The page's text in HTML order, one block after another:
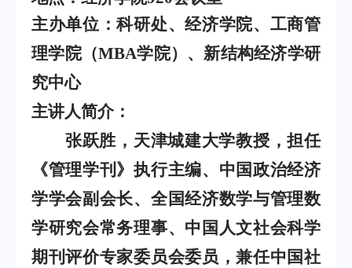
主办单位：科研处、经济学院、工商管
理学院（MBA学院）、新结构经济学研
究中心
主讲人简介：
张跃胜，天津城建大学教授，担任
《管理学刊》执行主编、中国政治经济
学学会副会长、全国经济数学与管理数
学研究会常务理事、中国人文社会科学
期刊评价专家委员会委员，兼任中国社